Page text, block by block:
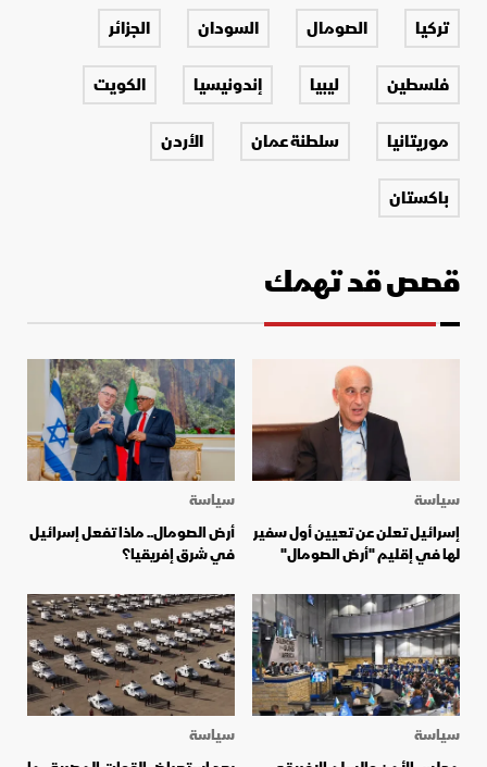
تركيا
الصومال السودان
الجزائر
فلسطين
ليبيا إندونيسيا
الكويت
موريتانيا
سلطنة عمان
الأردن
باكستان
قصص قد تهمك
سياسة
إسرائيل تعلن عن تعيين أول سفير
لها في إقليم "أرض الصومال"
سياسة
أرض الصومال.. ماذا تفعل إسرائيل
في شرق إفريقيا؟
سياسة
سياسة